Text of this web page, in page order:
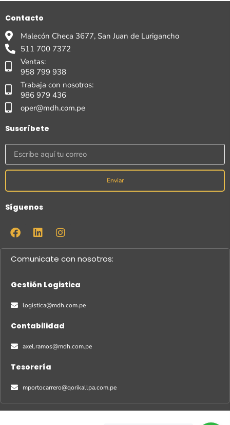
Contacto
Malecón Checa 3677, San Juan de Lurigancho
511 700 7372
Ventas:
958 799 938
Trabaja con nosotros:
986 979 436
oper@mdh.com.pe
Suscríbete
Enviar
Síguenos
Comunicate con nosotros:
Gestión Logistica
logistica@mdh.com.pe
Contabilidad
axel.ramos@mdh.com.pe
Tesorería
mportocarrero@qorikallpa.com.pe